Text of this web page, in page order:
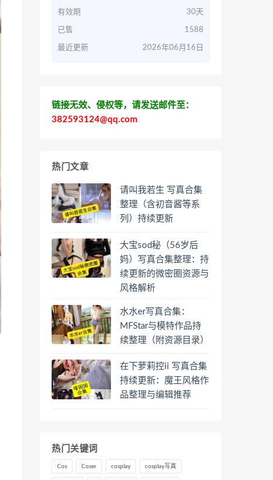
有效期 30天
已售 1588
最近更新 2026年06月16日
链接无效、侵权等，请发送邮件至：
382593124@qq.com
热门文章
请叫我若生 写真合集
整理（含初音酱等系
列）持续更新
大宝sod秘（56岁后
妈）写真合集整理：持
续更新的微密圈资源与
风格解析
水水er写真合集：
MFStar与模特作品持
续整理（附资源目录）
在下萝莉控ii 写真合集
持续更新：魔王风格作
品整理与编辑推荐
热门关键词
Cos Coser cosplay cosplay写真